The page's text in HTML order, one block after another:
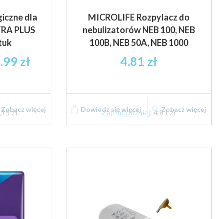
dla
PLUS
zł
zł
złprodukt
ma
wariantów.
można
wybrać
Zobacz więcej
MICROLIFE Rozpylacz do
nebulizatorów NEB 100, NEB
100B, NEB 50A, NEB 1000
4.81 zł
Zapłać później:4,81 zł
Dowiedz się więcej Zobacz więcej